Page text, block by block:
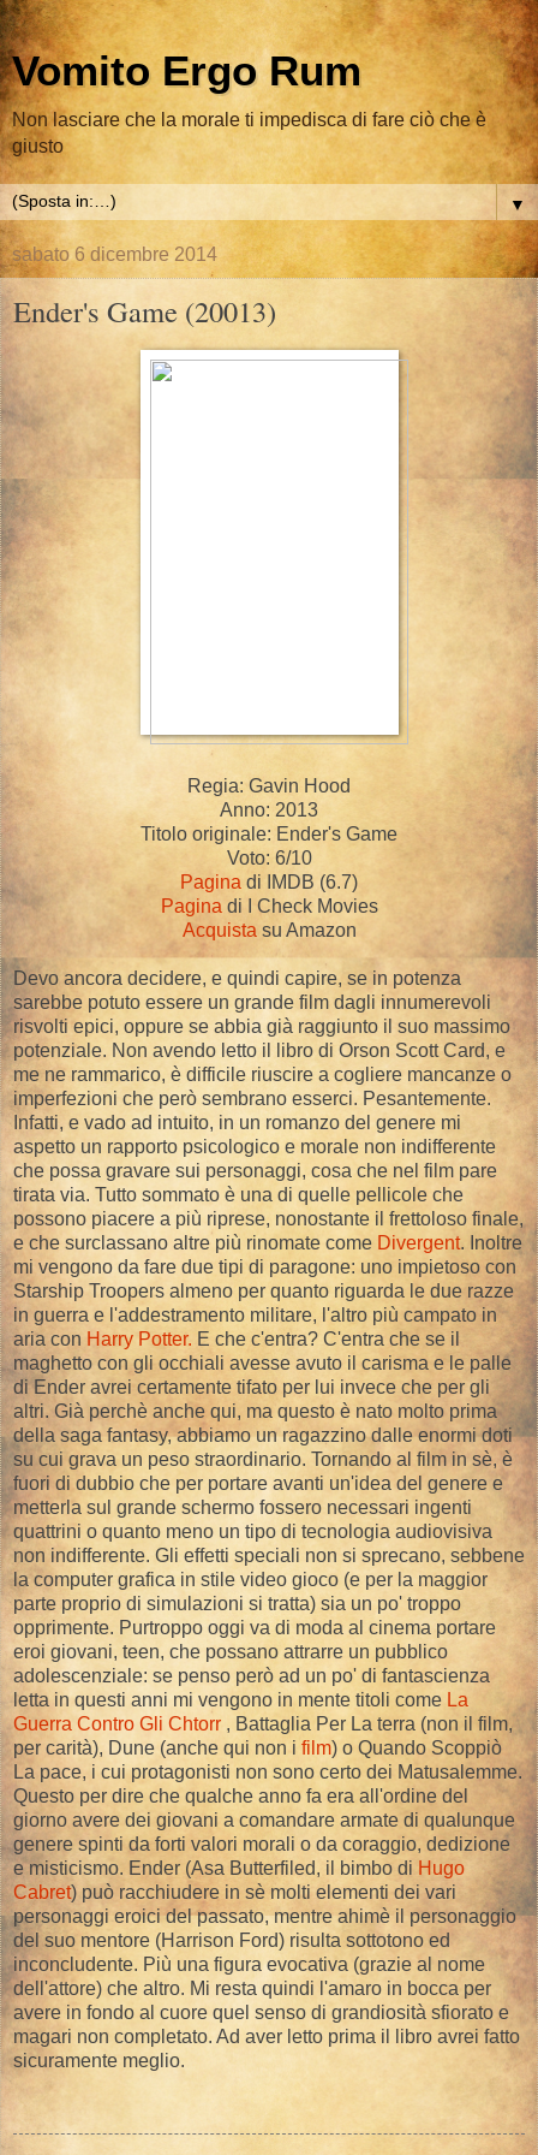
Vomito Ergo Rum
Non lasciare che la morale ti impedisca di fare ciò che è
giusto
▼
sabato 6 dicembre 2014
Ender's Game (20013)
Regia: Gavin Hood
Anno: 2013
Titolo originale: Ender's Game
Voto: 6/10
Pagina di IMDB (6.7)
Pagina di I Check Movies
Acquista su Amazon
Devo ancora decidere, e quindi capire, se in potenza
sarebbe potuto essere un grande film dagli innumerevoli
risvolti epici, oppure se abbia già raggiunto il suo massimo
potenziale. Non avendo letto il libro di Orson Scott Card, e
me ne rammarico, è difficile riuscire a cogliere mancanze o
imperfezioni che però sembrano esserci. Pesantemente.
Infatti, e vado ad intuito, in un romanzo del genere mi
aspetto un rapporto psicologico e morale non indifferente
che possa gravare sui personaggi, cosa che nel film pare
tirata via. Tutto sommato è una di quelle pellicole che
possono piacere a più riprese, nonostante il frettoloso finale,
e che surclassano altre più rinomate come Divergent. Inoltre
mi vengono da fare due tipi di paragone: uno impietoso con
Starship Troopers almeno per quanto riguarda le due razze
in guerra e l'addestramento militare, l'altro più campato in
aria con Harry Potter. E che c'entra? C'entra che se il
maghetto con gli occhiali avesse avuto il carisma e le palle
di Ender avrei certamente tifato per lui invece che per gli
altri. Già perchè anche qui, ma questo è nato molto prima
della saga fantasy, abbiamo un ragazzino dalle enormi doti
su cui grava un peso straordinario. Tornando al film in sè, è
fuori di dubbio che per portare avanti un'idea del genere e
metterla sul grande schermo fossero necessari ingenti
quattrini o quanto meno un tipo di tecnologia audiovisiva
non indifferente. Gli effetti speciali non si sprecano, sebbene
la computer grafica in stile video gioco (e per la maggior
parte proprio di simulazioni si tratta) sia un po' troppo
opprimente. Purtroppo oggi va di moda al cinema portare
eroi giovani, teen, che possano attrarre un pubblico
adolescenziale: se penso però ad un po' di fantascienza
letta in questi anni mi vengono in mente titoli come La
Guerra Contro Gli Chtorr , Battaglia Per La terra (non il film,
per carità), Dune (anche qui non i film) o Quando Scoppiò
La pace, i cui protagonisti non sono certo dei Matusalemme.
Questo per dire che qualche anno fa era all'ordine del
giorno avere dei giovani a comandare armate di qualunque
genere spinti da forti valori morali o da coraggio, dedizione
e misticismo. Ender (Asa Butterfiled, il bimbo di Hugo
Cabret) può racchiudere in sè molti elementi dei vari
personaggi eroici del passato, mentre ahimè il personaggio
del suo mentore (Harrison Ford) risulta sottotono ed
inconcludente. Più una figura evocativa (grazie al nome
dell'attore) che altro. Mi resta quindi l'amaro in bocca per
avere in fondo al cuore quel senso di grandiosità sfiorato e
magari non completato. Ad aver letto prima il libro avrei fatto
sicuramente meglio.